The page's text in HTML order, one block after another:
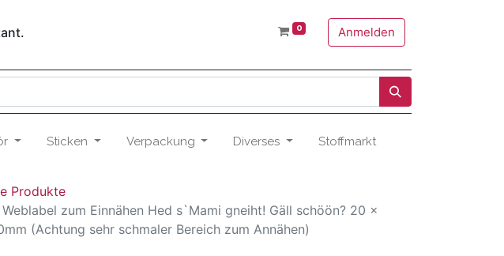
0 Anmelden
Sticken Verpackung Diverses Stoffmarkt
Produkte
Weblabel zum Einnähen Hed s`Mami gneiht! Gäll schöön? 20 x
(Achtung sehr schmaler Bereich zum Annähen)